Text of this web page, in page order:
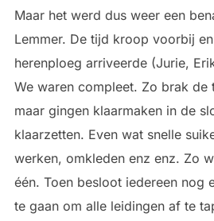
Maar het werd dus weer een
Lemmer. De tijd kroop voorbij
herenploeg arriveerde (Jurie,
We waren compleet. Zo brak de
maar gingen klaarmaken in de
klaarzetten. Even wat snelle
werken, omkleden enz enz. Zo
één. Toen besloot iedereen nog
te gaan om alle leidingen af te